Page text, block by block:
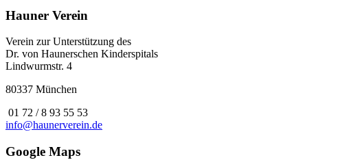
Hauner Verein
Verein zur Unterstützung des
Dr. von Haunerschen Kinderspitals
Lindwurmstr. 4
80337 München
01 72 / 8 93 55 53
info@haunerverein.de
Google Maps